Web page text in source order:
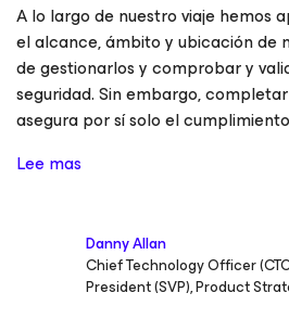
A lo largo de nuestro viaje hemos
el alcance, ámbito y ubicación de
de gestionarlos y comprobar y
seguridad. Sin embargo,
asegura por sí solo el
Lee mas
Danny Allan
Chief Technology Officer
President (SVP), Product